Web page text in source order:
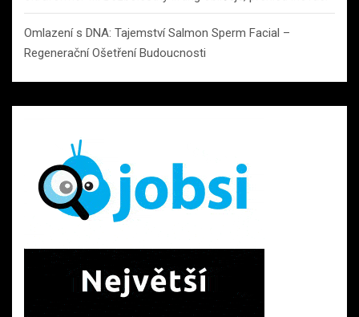
Omlazení s DNA: Tajemství Salmon Sperm Facial –
Regenerační Ošetření Budoucnosti